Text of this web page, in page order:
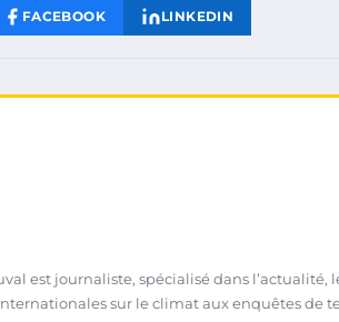
FACEBOOK LINKEDIN
est journaliste, spécialisé dans
sur le climat aux enquêtes de